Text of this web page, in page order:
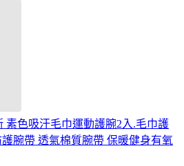
素色吸汗毛巾運動護腕2入.毛巾護
腕帶 透氣棉質腕帶 保暖健身有氧